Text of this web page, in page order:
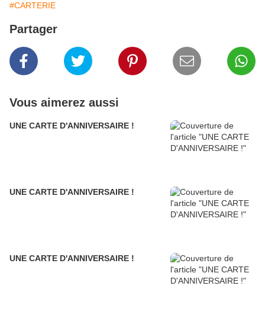
#CARTERIE
Partager
Vous aimerez aussi
UNE CARTE D'ANNIVERSAIRE !
UNE CARTE D'ANNIVERSAIRE !
UNE CARTE D'ANNIVERSAIRE !